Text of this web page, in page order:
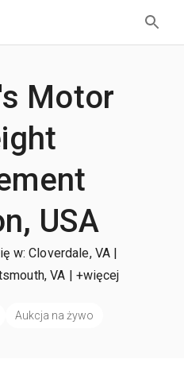
Motor
USA
w: Cloverdale, VA |
VA | +więcej
Aukcja na żywo